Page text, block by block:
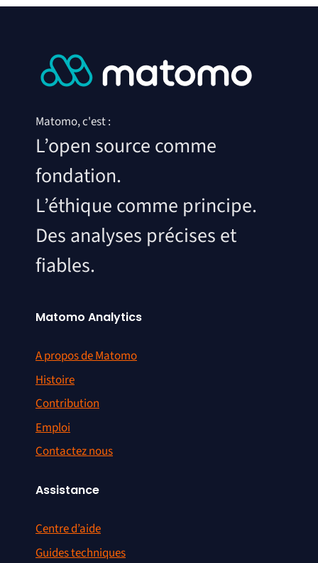
Matomo, c'est :
L’open source comme
fondation.
L’éthique comme principe.
Des analyses précises et
fiables.
Matomo Analytics
A propos de Matomo
Histoire
Contribution
Emploi
Contactez nous
Assistance
Centre d’aide
Guides techniques